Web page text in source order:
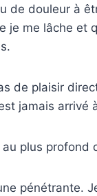
de douleur à
je me lâche et
de plaisir
jamais
plus profond
pénétrante.